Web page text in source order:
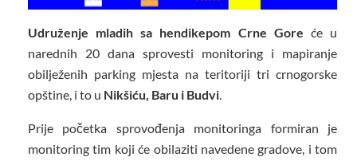
Udruženje mladih sa hendikepom Crne Gore će u
narednih 20 dana sprovesti monitoring i mapiranje
obilježenih parking mjesta na teritoriji tri crnogorske
opštine, i to u Nikšiću, Baru i Budvi.
Prije početka sprovođenja monitoringa formiran je
monitoring tim koji će obilaziti navedene gradove, i tom